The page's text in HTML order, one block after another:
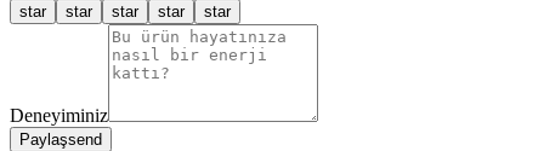
star star star star star
Deneyiminiz
Paylaşsend